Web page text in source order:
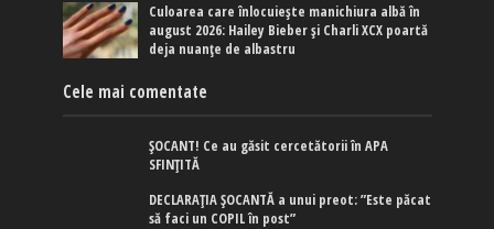
Culoarea care înlocuiește manichiura albă în
august 2026: Hailey Bieber și Charli XCX poartă
deja nuanțe de albastru
Cele mai comentate
ȘOCANT! Ce au găsit cercetătorii în APA
SFINȚITĂ
DECLARAȚIA ȘOCANTĂ a unui preot: ”Este păcat
să faci un COPIL în post”